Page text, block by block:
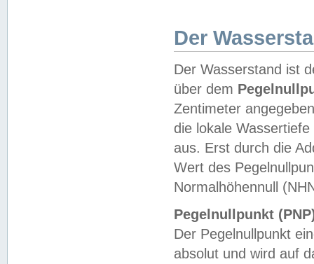
Der
Der Wasserstand ist
über dem
Zentimeter
die lokale
aus. Erst durch die
Wert des
Normalhöhennull
Pegelnullpunkt
Der Pegelnullpunkt
absolut und wird auf